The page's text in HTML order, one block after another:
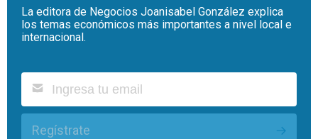
La editora de Negocios Joanisabel González explica
los temas económicos más importantes a nivel local e
internacional.
Regístrate